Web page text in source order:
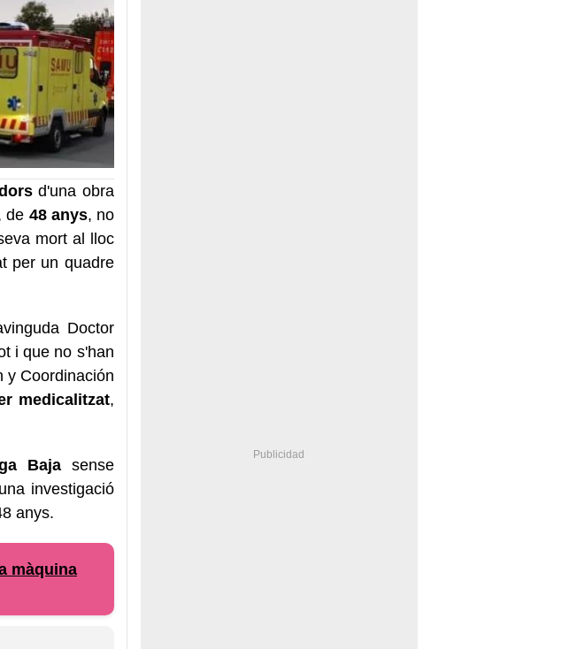
d'una obra
de 48 anys, no
mort al lloc
per un quadre
Doctor
i que no s'han
y Coordinación
medicalitzat,
Bajasense
investigació
anys.
màquina